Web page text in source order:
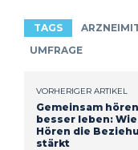
TAGS
UMFRAGE
VORHERIGER ARTIKEL
Gemeinsam
besser leben:
Hören die
stärkt